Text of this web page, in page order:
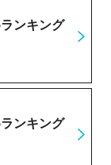
ンキング
ンキング